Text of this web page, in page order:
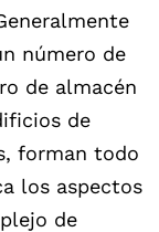
número de
de almacén
de
forman todo
los aspectos
de